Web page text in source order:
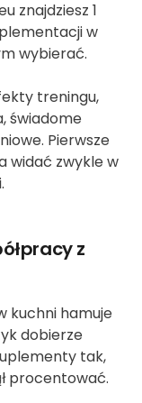
znajdziesz 1
w
wybierać.
treningu,
świadome
Pierwsze
widać zwykle w
z
kuchni hamuje
dobierze
tak,
procentować.